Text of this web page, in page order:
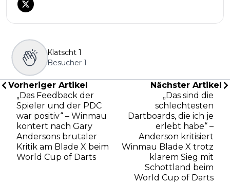
Klatscht 1
Besucher 1
Vorheriger Artikel
„Das Feedback der
Spieler und der PDC
war positiv“ – Winmau
kontert nach Gary
Andersons brutaler
Kritik am Blade X beim
World Cup of Darts
Nächster Artikel
„Das sind die
schlechtesten
Dartboards, die ich je
erlebt habe“ –
Anderson kritisiert
Winmau Blade X trotz
klarem Sieg mit
Schottland beim
World Cup of Darts